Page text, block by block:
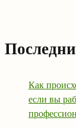
Как
если вы